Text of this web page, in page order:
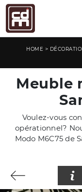
HOME >
Meuble
Voulez-vous
opérationnel?
Modo M6C75 de